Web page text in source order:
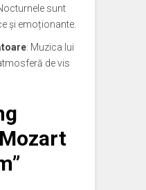
sunt
și emoționante.
: Muzica lui
de vis